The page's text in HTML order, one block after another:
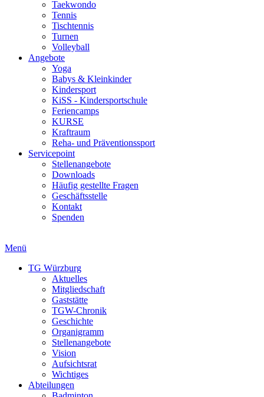
Taekwondo
Tennis
Tischtennis
Turnen
Volleyball
Angebote
Yoga
Babys & Kleinkinder
Kindersport
KiSS - Kindersportschule
Feriencamps
KURSE
Kraftraum
Reha- und Präventionssport
Servicepoint
Stellenangebote
Downloads
Häufig gestellte Fragen
Geschäftsstelle
Kontakt
Spenden
Menü
TG Würzburg
Aktuelles
Mitgliedschaft
Gaststätte
TGW-Chronik
Geschichte
Organigramm
Stellenangebote
Vision
Aufsichtsrat
Wichtiges
Abteilungen